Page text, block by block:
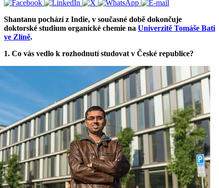
Shantanu pochází z Indie, v současné době dokončuje
doktorské studium organické chemie na Univerzitě Tomáše Bati
ve Zlíně.
1. Co vás vedlo k rozhodnutí studovat v České republice?